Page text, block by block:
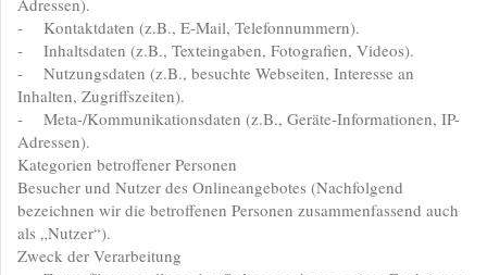
Adressen).
- Kontaktdaten (z.B., E-Mail, Telefonnummern).
- Inhaltsdaten (z.B., Texteingaben, Fotografien, Videos).
- Nutzungsdaten (z.B., besuchte Webseiten, Interesse an
Inhalten, Zugriffszeiten).
- Meta-/Kommunikationsdaten (z.B., Geräte-Informationen, IP-
Adressen).
Kategorien betroffener Personen
Besucher und Nutzer des Onlineangebotes (Nachfolgend
bezeichnen wir die betroffenen Personen zusammenfassend auch
als „Nutzer“).
Zweck der Verarbeitung